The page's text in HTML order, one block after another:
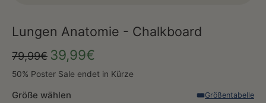
Lungen Anatomie - Chalkboard
79,99€ 39,99€
50% Poster Sale endet in Kürze
Größe wählen Größentabelle